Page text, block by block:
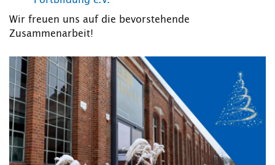
Wir freuen uns auf die bevorstehende
Zusammenarbeit!